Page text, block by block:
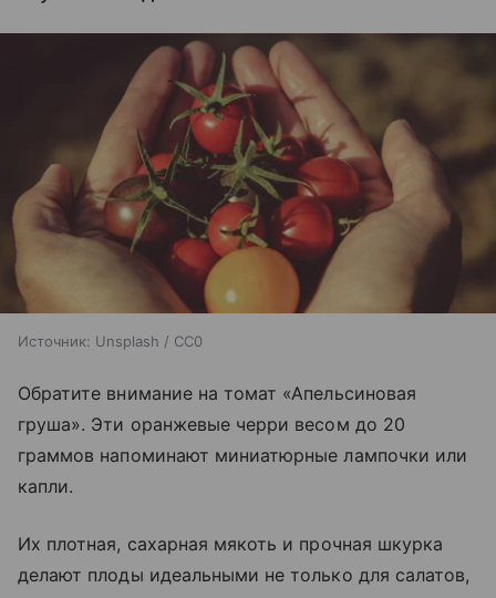
Источник: Unsplash / CC0
Обратите внимание на томат «Апельсиновая
груша». Эти оранжевые черри весом до 20
граммов напоминают миниатюрные лампочки или
капли.
Их плотная, сахарная мякоть и прочная шкурка
делают плоды идеальными не только для салатов,